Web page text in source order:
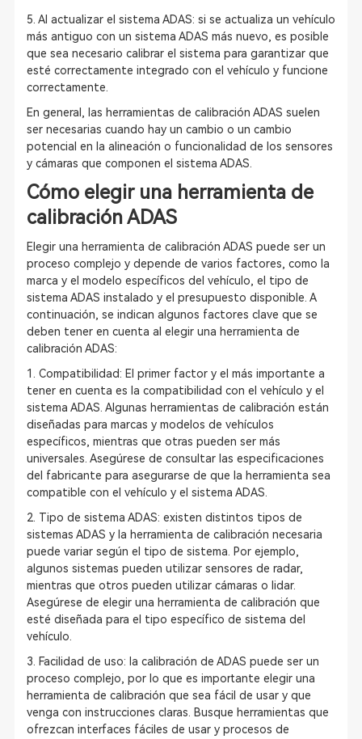
5. Al actualizar el sistema ADAS: si se actualiza un vehículo
más antiguo con un sistema ADAS más nuevo, es posible
que sea necesario calibrar el sistema para garantizar que
esté correctamente integrado con el vehículo y funcione
correctamente.
En general, las herramientas de calibración ADAS suelen
ser necesarias cuando hay un cambio o un cambio
potencial en la alineación o funcionalidad de los sensores
y cámaras que componen el sistema ADAS.
Cómo elegir una herramienta de
calibración ADAS
Elegir una herramienta de calibración ADAS puede ser un
proceso complejo y depende de varios factores, como la
marca y el modelo específicos del vehículo, el tipo de
sistema ADAS instalado y el presupuesto disponible. A
continuación, se indican algunos factores clave que se
deben tener en cuenta al elegir una herramienta de
calibración ADAS:
1. Compatibilidad: El primer factor y el más importante a
tener en cuenta es la compatibilidad con el vehículo y el
sistema ADAS. Algunas herramientas de calibración están
diseñadas para marcas y modelos de vehículos
específicos, mientras que otras pueden ser más
universales. Asegúrese de consultar las especificaciones
del fabricante para asegurarse de que la herramienta sea
compatible con el vehículo y el sistema ADAS.
2. Tipo de sistema ADAS: existen distintos tipos de
sistemas ADAS y la herramienta de calibración necesaria
puede variar según el tipo de sistema. Por ejemplo,
algunos sistemas pueden utilizar sensores de radar,
mientras que otros pueden utilizar cámaras o lidar.
Asegúrese de elegir una herramienta de calibración que
esté diseñada para el tipo específico de sistema del
vehículo.
3. Facilidad de uso: la calibración de ADAS puede ser un
proceso complejo, por lo que es importante elegir una
herramienta de calibración que sea fácil de usar y que
venga con instrucciones claras. Busque herramientas que
ofrezcan interfaces fáciles de usar y procesos de